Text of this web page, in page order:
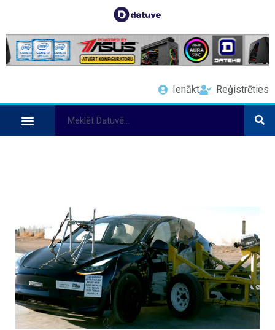
Ienākt Reģistrēties